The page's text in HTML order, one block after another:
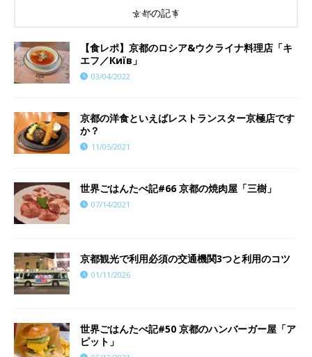
京都の記事
【食レポ】京都のロシア&ウクライナ料理店「キ
エフ／Київ」
03/04/2022
京都の洋食といえばレストランスター京極店です
か？
11/05/2021
世界ごはんたべ記#66 京都の焼肉屋「三樹」
07/14/2021
京都観光で利用必須の交通機関3つと利用のコツ
01/11/2026
世界ごはんたべ記#50 京都のハンバーガー屋「ア
ピット」